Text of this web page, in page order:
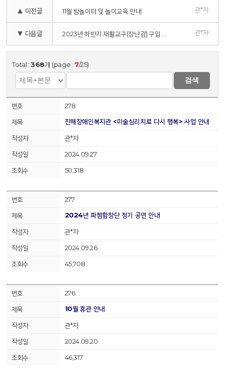
▲ 이전글 11월 밤놀이터 및 놀이교육 안내 관*자
▼ 다음글 관*자
Total :368개 (page : 7/25)
검색
278
진해장애인복지관 <미술심리치료 다시 행복> 사업 안내
관*자
2024.09.27
50,318
277
2024년 파쳄합창단 정기 공연 안내
관*자
2024.09.26
45,708
276
10월 휴관 안내
관*자
2024.09.20
46,317